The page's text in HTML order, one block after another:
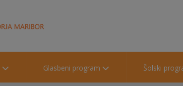
Glasbeni program Šolski